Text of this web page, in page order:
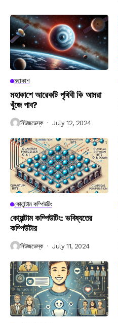
মহাকাশ
মহাকাশে আরেকটি পৃথিবী কি আমরা
খুঁজে পাব?
নিউজডেস্ক July 12, 2024
কোয়ান্টাম কম্পিউটিং
কোয়ান্টাম কম্পিউটিং: ভবিষ্যতের
কম্পিউটার
নিউজডেস্ক July 11, 2024